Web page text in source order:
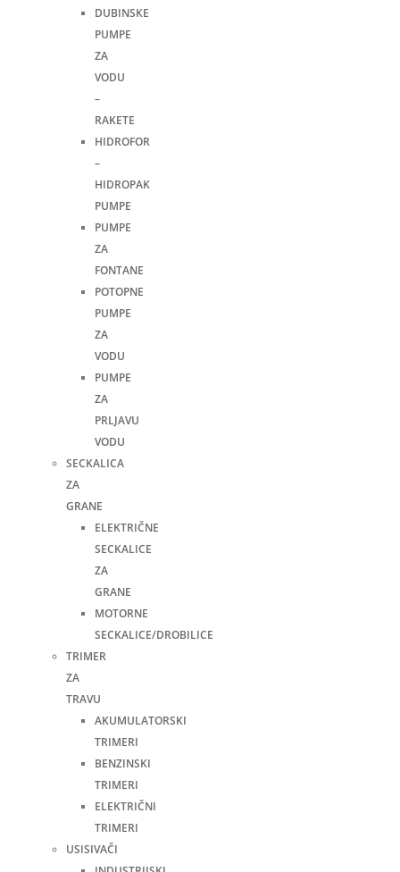
DUBINSKE
PUMPE
ZA
VODU
–
RAKETE
HIDROFOR
–
HIDROPAK
PUMPE
PUMPE
ZA
FONTANE
POTOPNE
PUMPE
ZA
VODU
PUMPE
ZA
PRLJAVU
VODU
SECKALICA
ZA
GRANE
ELEKTRIČNE
SECKALICE
ZA
GRANE
MOTORNE
SECKALICE/DROBILICE
TRIMER
ZA
TRAVU
AKUMULATORSKI
TRIMERI
BENZINSKI
TRIMERI
ELEKTRIČNI
TRIMERI
USISIVAČI